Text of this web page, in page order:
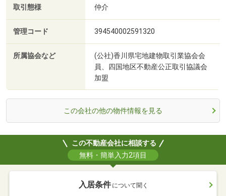
取引態様 仲介
管理コード 394540002591320
所属協会など
(公社)香川県宅地建物取引業協会会
員、四国地区不動産公正取引協議会
加盟
この会社の他の物件情報を見る
この不動産会社に相談する
無料・簡単入力2項目
入居条件 について聞く